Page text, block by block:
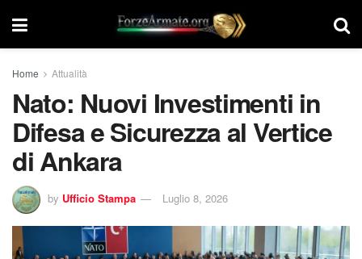
Home Attualità
Nato: Nuovi Investimenti in
Difesa e Sicurezza al Vertice
di Ankara
by Ufficio Stampa Luglio 8, 2026